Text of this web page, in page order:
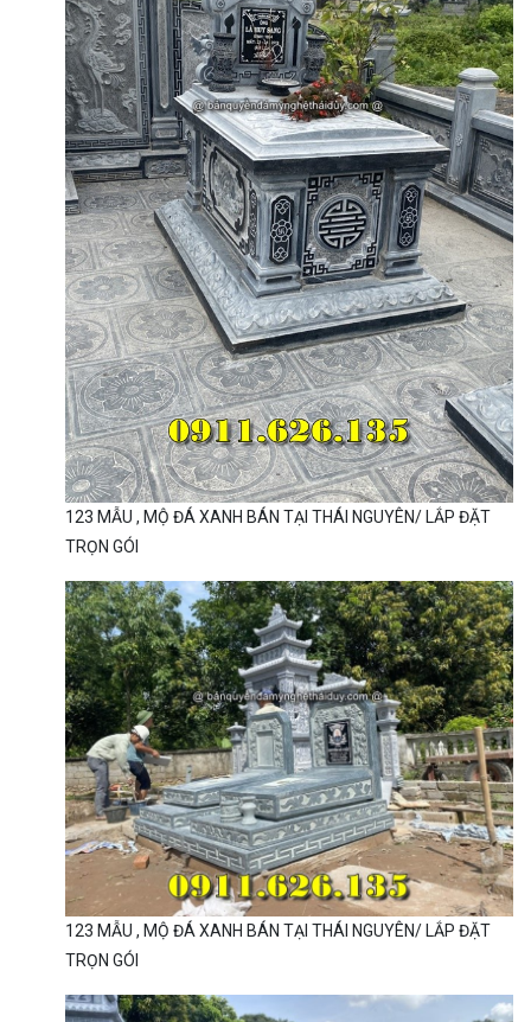
123 MẪU , MỘ ĐÁ XANH BÁN TẠI THÁI NGUYÊN/ LẮP ĐẶT
TRỌN GÓI
123 MẪU , MỘ ĐÁ XANH BÁN TẠI THÁI NGUYÊN/ LẮP ĐẶT
TRỌN GÓI